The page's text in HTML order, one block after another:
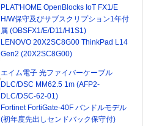
PLAT'HOME OpenBlocks IoT FX1/E
H/W保守及びサブスクリプション1年付
属 (OBSFX1/E/D11/H1S1)
LENOVO 20X2SC8G00 ThinkPad L14
Gen2 (20X2SC8G00)
エイム電子 光ファイバーケーブル
DLC/DSC MM62.5 1m (AFP2-
DLC/DSC-62-01)
Fortinet FortiGate-40F バンドルモデル
(初年度先出しセンドバック保守付)